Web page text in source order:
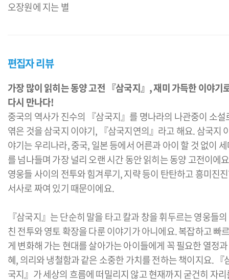
편집자 리뷰
가장 많이 읽히는 동양 고전 『삼국지』, 재미 가득한 이야기
다시 만나다!
중국의 역사가 진수의 『삼국지』를 명나라의 나관중이 소설
엮은 것을 삼국지 이야기, 『삼국지연의』라고 해요. 삼국지
야기는 우리나라, 중국, 일본 등에서 어른과 아이 할 것 없이
를 넘나들며 가장 널리 오랜 시간 동안 읽히는 동양 고전이에
영웅들 사이의 전투와 힘겨루기, 지략 등이 탄탄하고 흥미진
서사로 짜여 있기 때문이에요.
『삼국지』는 단순히 말을 타고 칼과 창을 휘두르는 영웅들
친 전투와 영토 확장을 다룬 이야기가 아니에요. 복잡하고 빠
게 변화해 가는 현대를 살아가는 아이들에게 꼭 필요한 열정
혜, 의리와 냉철함과 같은 소중한 가치를 전하는 책이지요. 『
국지』가 세상의 흐름에 떠밀리지 않고 현재까지 굳건히 자